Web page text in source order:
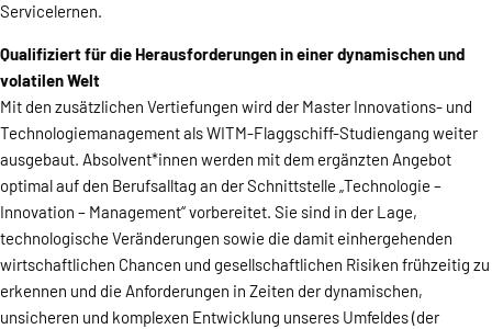
Servicelernen.
Qualifiziert für die Herausforderungen in einer dynamischen und
volatilen Welt
Mit den zusätzlichen Vertiefungen wird der Master Innovations- und
Technologiemanagement als WITM-Flaggschiff-Studiengang weiter
ausgebaut. Absolvent*innen werden mit dem ergänzten Angebot
optimal auf den Berufsalltag an der Schnittstelle „Technologie –
Innovation – Management“ vorbereitet. Sie sind in der Lage,
technologische Veränderungen sowie die damit einhergehenden
wirtschaftlichen Chancen und gesellschaftlichen Risiken frühzeitig zu
erkennen und die Anforderungen in Zeiten der dynamischen,
unsicheren und komplexen Entwicklung unseres Umfeldes (der